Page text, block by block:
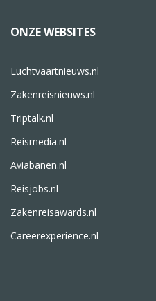
ONZE WEBSITES
Luchtvaartnieuws.nl
Zakenreisnieuws.nl
Triptalk.nl
Reismedia.nl
Aviabanen.nl
Reisjobs.nl
Zakenreisawards.nl
Careerexperience.nl